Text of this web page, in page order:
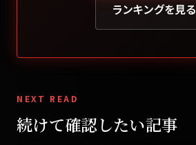
ランキングを見る
NEXT READ
続けて確認したい記事